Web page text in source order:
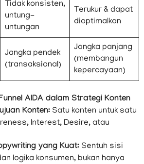
Tidak konsisten,
untung-
untungan
Terukur & dapat
dioptimalkan
Jangka pendek
(transaksional)
Jangka panjang
(membangun
kepercayaan)
AIDA dalam Strategi Konten
Konten: Satu konten untuk satu
Interest, Desire, atau
yang Kuat: Sentuh sisi
logika konsumen, bukan hanya